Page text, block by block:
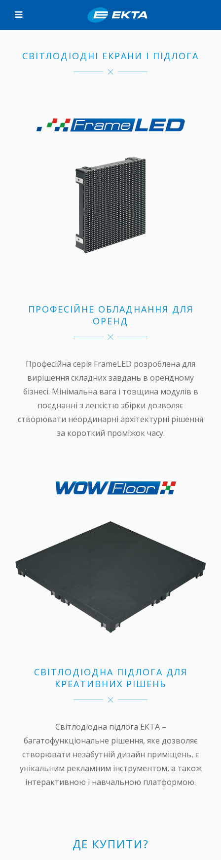
СВІТЛОДІОДНІ ЕКРАНИ І ПІДЛОГА
ПРОФЕСІЙНЕ ОБЛАДНАННЯ ДЛЯ
ОРЕНД
Професійна серія FrameLED розроблена для
вирішення складних завдань в орендному
бізнесі. Мінімальна вага і товщина модулів в
поєднанні з легкістю збірки дозволяє
створювати неординарні архітектурні рішення
за короткий проміжок часу.
CВІТЛОДІОДНА ПІДЛОГА ДЛЯ
КРЕАТИВНИХ РІШЕНЬ
Світлодіодна підлога ЕКТА –
багатофункціональне рішення, яке дозволяє
створювати незабутній дизайн приміщень, є
унікальним рекламним інструментом, а також
інтерактивною і навчальною платформою.
ДЕ КУПИТИ?